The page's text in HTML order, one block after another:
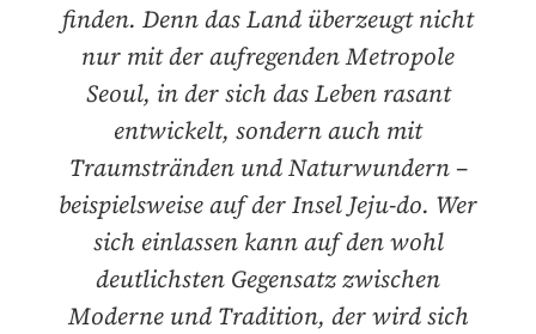
finden. Denn das Land überzeugt nicht
nur mit der aufregenden Metropole
Seoul, in der sich das Leben rasant
entwickelt, sondern auch mit
Traumstränden und Naturwundern –
beispielsweise auf der Insel Jeju-do. Wer
sich einlassen kann auf den wohl
deutlichsten Gegensatz zwischen
Moderne und Tradition, der wird sich